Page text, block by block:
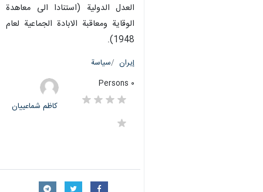
العدل الدولية (استنادا الى معاهدة
الوقاية ومعاقبة الابادة الجماعية لعام
1948).
إيران
سياسة
٠ Persons
کاظم شماعییان